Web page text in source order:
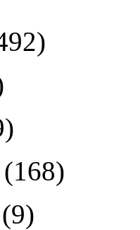
(168)
(9)